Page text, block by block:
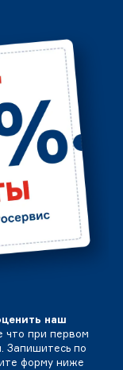
наш
что при первом
Запишитесь по
форму ниже